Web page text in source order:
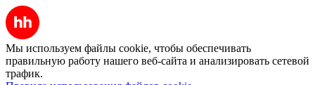
Мы используем файлы cookie, чтобы обеспечивать
правильную работу нашего веб-сайта и анализировать сетевой
трафик.